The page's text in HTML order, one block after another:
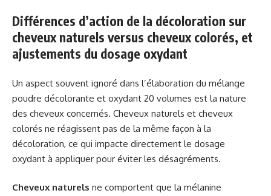
Différences d’action de la décoloration sur
cheveux naturels versus cheveux colorés, et
ajustements du dosage oxydant
Un aspect souvent ignoré dans l’élaboration du mélange
poudre décolorante et oxydant 20 volumes est la nature
des cheveux concernés. Cheveux naturels et cheveux
colorés ne réagissent pas de la même façon à la
décoloration, ce qui impacte directement le dosage
oxydant à appliquer pour éviter les désagréments.
Cheveux naturels ne comportent que la mélanine